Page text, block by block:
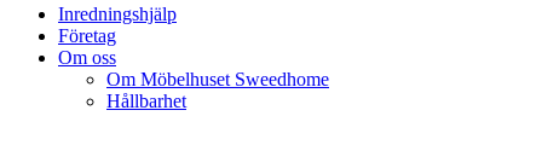
Inredningshjälp
Företag
Om oss
Om Möbelhuset Sweedhome
Hållbarhet